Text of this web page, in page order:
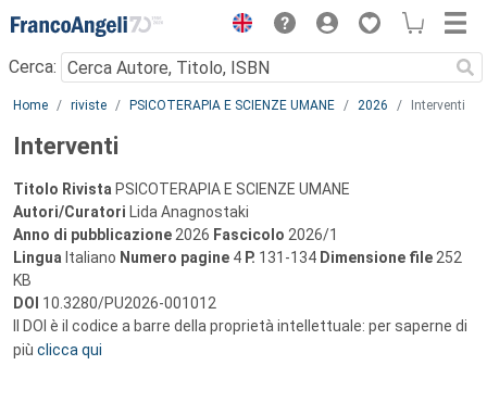
Menu
Cerca:
Main content
Home riviste PSICOTERAPIA E SCIENZE UMANE 2026 Interventi
Interventi
Titolo Rivista PSICOTERAPIA E SCIENZE UMANE
Autori/Curatori Lida Anagnostaki
Anno di pubblicazione 2026 Fascicolo 2026/1
Lingua Italiano Numero pagine 4 P. 131-134 Dimensione file 252
KB
DOI 10.3280/PU2026-001012
Il DOI è il codice a barre della proprietà intellettuale: per saperne di
più clicca qui